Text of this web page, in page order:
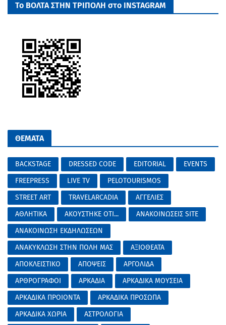
Το ΒΟΛΤΑ ΣΤΗΝ ΤΡΙΠΟΛΗ στο INSTAGRAM
ΘΕΜΑΤΑ
BACKSTAGE DRESSED CODE EDITORIAL
EVENTS
FREEPRESS
LIVE TV
PELOTOURISMOS
STREET ART
TRAVELARCADIA
ΑΓΓΕΛΙΕΣ
ΑΘΛΗΤΙΚΑ
ΑΚΟΥΣΤΗΚΕ ΟΤΙ...
ΑΝΑΚΟΙΝΩΣΕΙΣ SITE
ΑΝΑΚΟΙΝΩΣΗ ΕΚΔΗΛΩΣΕΩΝ
ΑΝΑΚΥΚΛΩΣΗ ΣΤΗΝ ΠΟΛΗ ΜΑΣ
ΑΞΙΟΘΕΑΤΑ
ΑΠΟΚΛΕΙΣΤΙΚΟ
ΑΠΟΨΕΙΣ
ΑΡΓΟΛΙΔΑ
ΑΡΘΡΟΓΡΑΦΟΙ
ΑΡΚΑΔΙΑ
ΑΡΚΑΔΙΚΑ ΜΟΥΣΕΙΑ
ΑΡΚΑΔΙΚΑ ΠΡΟΙΟΝΤΑ
ΑΡΚΑΔΙΚΑ ΠΡΟΣΩΠΑ
ΑΡΚΑΔΙΚΑ ΧΩΡΙΑ
ΑΣΤΡΟΛΟΓΙΑ